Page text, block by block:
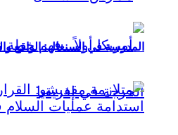
المدرسة في السنغال: الواقع